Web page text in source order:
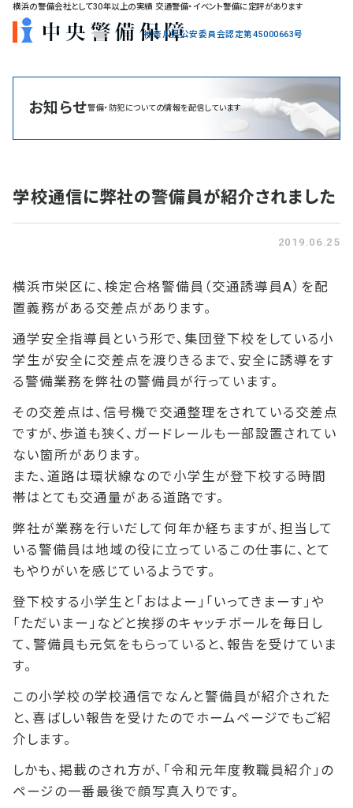
横浜の警備会社として30年以上の実績 交通警備・イベント警備に定評があります
神奈川県公安委員会認定第45000663号
お知らせ警備・防犯についての情報を配信しています
学校通信に弊社の警備員が紹介されました
2019.06.25
横浜市栄区に、検定合格警備員（交通誘導員A）を配
置義務がある交差点があります。
通学安全指導員 という形で、集団登下校をしている小
学生が安全に交差点を渡りきるまで、安全に誘導をす
る警備業務を弊社の警備員が行っています。
その交差点は、信号機で交通整理をされている交差点
ですが、歩道も狭く、ガードレールも一部設置されてい
ない箇所があります。
また、道路は環状線なので小学生が登下校する時間
帯はとても交通量がある道路です。
弊社が業務を行いだして何年か経ちますが、担当して
いる警備員は地域の役に立っているこの仕事に、とて
もやりがいを感じているようです。
登下校する小学生と「おはよー」「いってきまーす」や
「ただいまー」などと挨拶のキャッチボールを毎日し
て、警備員も元気をもらっていると、報告を受けていま
す。
この小学校の学校通信でなんと警備員が紹介された
と、喜ばしい報告を受けたのでホームページでもご紹
介します。
しかも、掲載のされ方が、「令和元年度教職員紹介」の
ページの一番最後で顔写真入りです。